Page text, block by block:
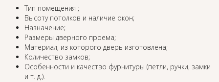
Тип помещения ;
Высоту потолков и наличие окон;
Назначение;
Размеры дверного проема;
Материал, из которого дверь изготовлена;
Количество замков;
Особенности и качество фурнитуры (петли, ручки, замки
и т. д.).